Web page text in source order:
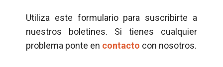
Utiliza este formulario para suscribirte a
nuestros boletines. Si tienes cualquier
problema ponte en contacto con nosotros.